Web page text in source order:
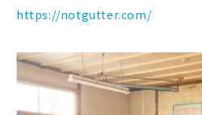
https://notgutter.com/